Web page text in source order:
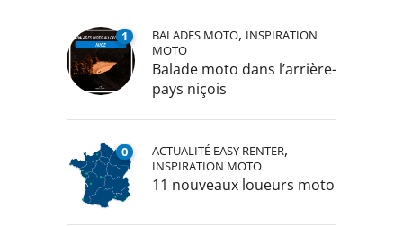
1 BALADES MOTO, INSPIRATION
MOTO
Balade moto dans l’arrière-
pays niçois
0 ACTUALITÉ EASY RENTER,
INSPIRATION MOTO
11 nouveaux loueurs moto